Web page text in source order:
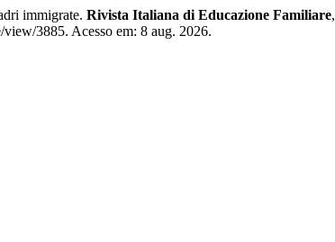
immigrate. Rivista Italiana di Educazione Familiare,
3885. Acesso em: 8 aug. 2026.